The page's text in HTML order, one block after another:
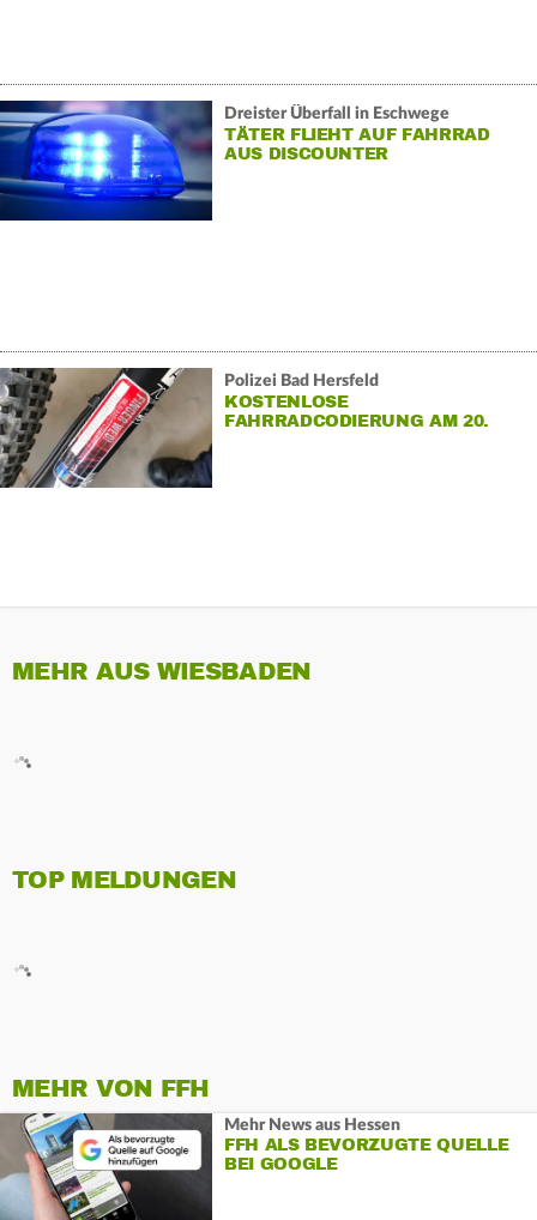
Dreister Überfall in Eschwege
TÄTER FLIEHT AUF FAHRRAD
AUS DISCOUNTER
Polizei Bad Hersfeld
KOSTENLOSE
FAHRRADCODIERUNG AM 20.
MEHR AUS WIESBADEN
TOP MELDUNGEN
MEHR VON FFH
Mehr News aus Hessen
FFH ALS BEVORZUGTE QUELLE
BEI GOOGLE